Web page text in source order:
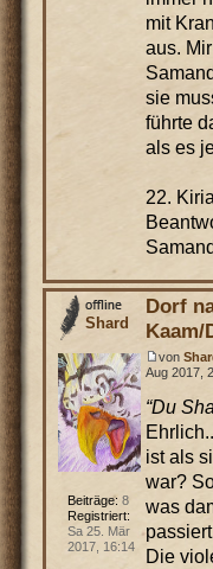
mit
aus.
sie
führte
als es
22.
Dorf
Kaam/
von
Aug 2017,
“Du
ist als
war?
was
Die
Shard
Beiträge: 8
Registriert:
Sa 25. Mär
2017, 16:14